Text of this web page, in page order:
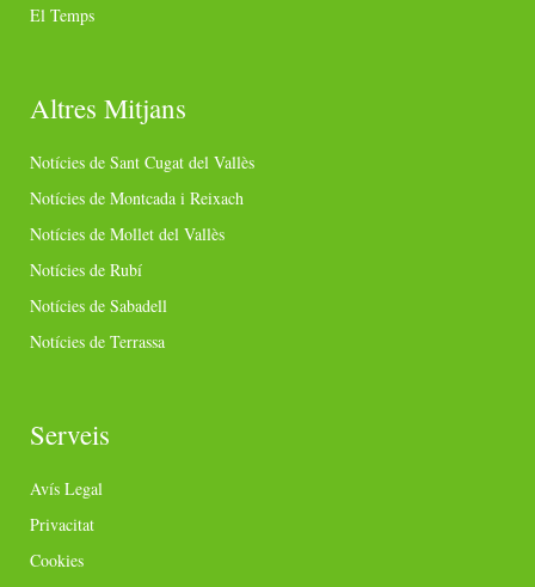
El Temps
Altres Mitjans
Notícies de Sant Cugat del Vallès
Notícies de Montcada i Reixach
Notícies de Mollet del Vallès
Notícies de Rubí
Notícies de Sabadell
Notícies de Terrassa
Serveis
Avís Legal
Privacitat
Cookies